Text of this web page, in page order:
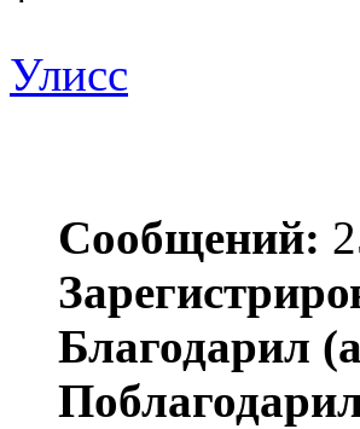
Улисс
Сообщений:
Благодарил